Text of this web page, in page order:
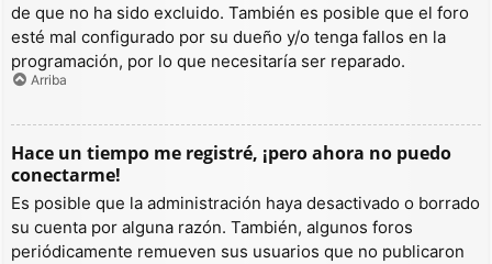
de que no ha sido excluido. También es posible que el foro
esté mal configurado por su dueño y/o tenga fallos en la
programación, por lo que necesitaría ser reparado.
Arriba
Hace un tiempo me registré, ¡pero ahora no puedo
conectarme!
Es posible que la administración haya desactivado o borrado
su cuenta por alguna razón. También, algunos foros
periódicamente remueven sus usuarios que no publicaron